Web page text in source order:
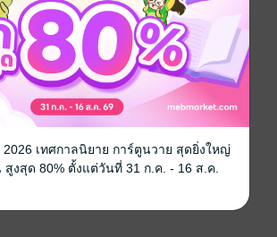
2026 เทศกาลนิยาย การ์ตูนวาย สุดยิ่งใหญ่
งสุด 80% ตั้งแต่วันที่ 31 ก.ค. - 16 ส.ค.